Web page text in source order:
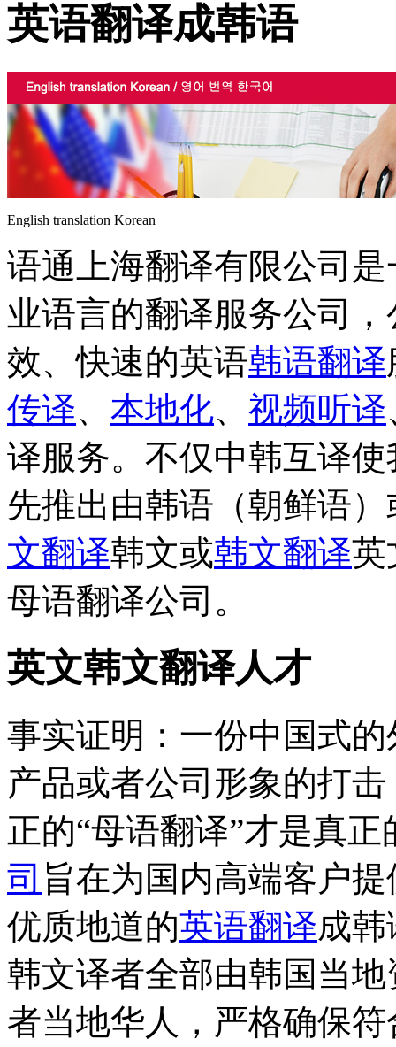
英语翻译成韩语
English translation Korean
语通上海翻译有限公司
业语言的翻译服务公司
效、快速的英语韩语翻译
传译、 本地化、 视频听译
译服务。不仅中韩互译
先推出由韩语（朝鲜语
文翻译韩文或韩文翻译英
母语翻译公司。
英文韩文翻译人才
事实证明：一份中国式
产品或者公司形象的打
正的“母语翻译”才是真
司 旨在为国内高端客户
优质地道的英语翻译成
韩文译者全部由韩国当
者当地华人，严格确保